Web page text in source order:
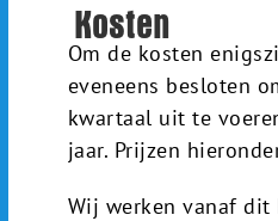
Kosten
Om de kosten
eveneens besloten
kwartaal uit te
jaar. Prijzen
Wij werken vanaf dit